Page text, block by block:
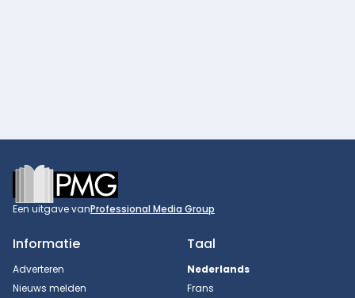
Footer
Een uitgave vanProfessional Media Group
Informatie
Adverteren
Nieuws melden
Taal
Nederlands
Frans